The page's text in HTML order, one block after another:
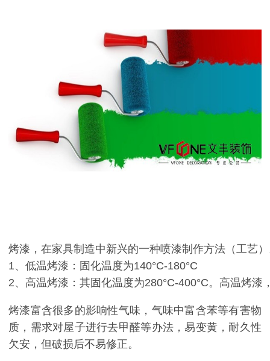
烤漆，在家具制造中新兴的一种喷漆制作方法（工艺
1、低温烤漆：固化温度为140°C-180°C
2、高温烤漆：其固化温度为280°C-400°C。高温烤
烤漆富含很多的影响性气味，气味中富含苯等有害物
质，需求对屋子进行去甲醛等办法，易变黄，耐久性
欠安，但破损后不易修正。